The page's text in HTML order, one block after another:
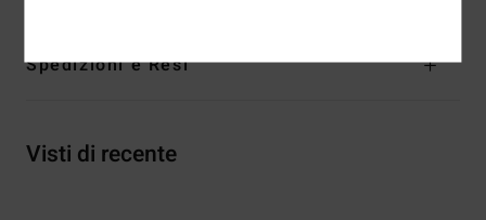
Spedizioni e Resi
Visti di recente